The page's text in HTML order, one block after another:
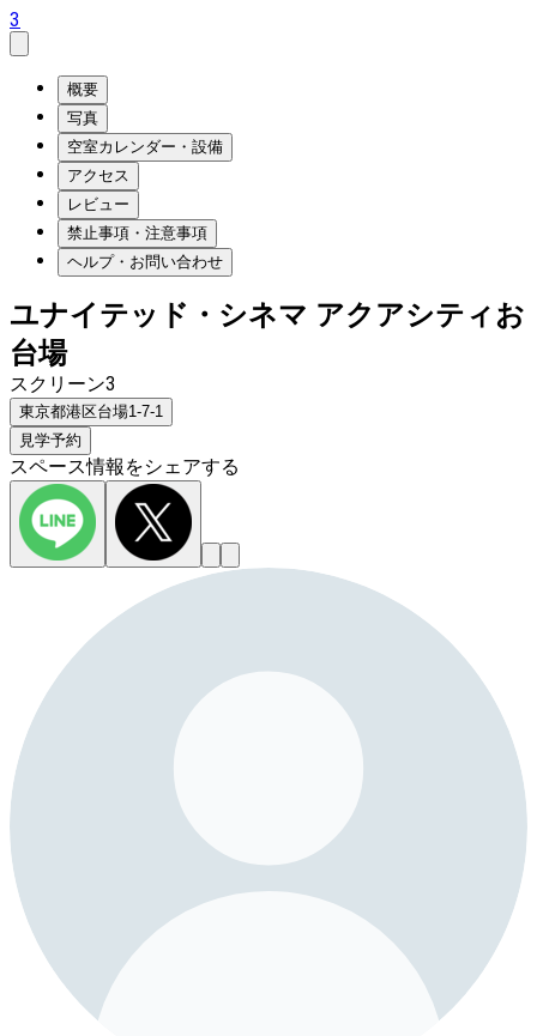
3
概要
写真
空室カレンダー・設備
アクセス
レビュー
禁止事項・注意事項
ヘルプ・お問い合わせ
ユナイテッド・シネマ アクアシティお
台場
スクリーン3
東京都港区台場1-7-1
見学予約
スペース情報をシェアする